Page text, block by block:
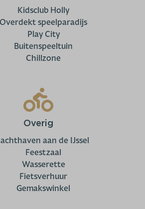
Kidsclub Holly
Overdekt speelparadijs
Play City
Buitenspeeltuin
Chillzone
Overig
aan de IJssel
Feestzaal
Wasserette
Fietsverhuur
Gemakswinkel